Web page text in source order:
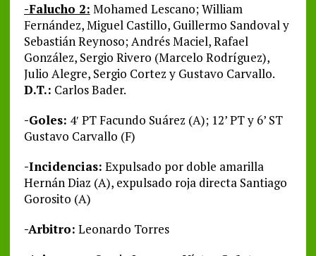
-Falucho 2: Mohamed Lescano; William
Fernández, Miguel Castillo, Guillermo Sandoval y
Sebastián Reynoso; Andrés Maciel, Rafael
González, Sergio Rivero (Marcelo Rodríguez),
Julio Alegre, Sergio Cortez y Gustavo Carvallo.
D.T.: Carlos Bader.
-Goles: 4′ PT Facundo Suárez (A); 12’ PT y 6’ ST
Gustavo Carvallo (F)
-Incidencias: Expulsado por doble amarilla
Hernán Diaz (A), expulsado roja directa Santiago
Gorosito (A)
-Arbitro: Leonardo Torres